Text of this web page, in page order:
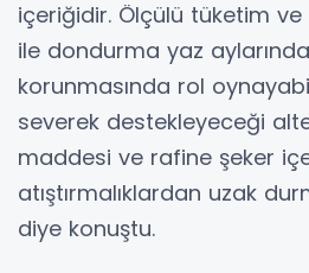
içeriğidir. Ölçülü tüketim
ile dondurma yaz aylarında
korunmasında rol
severek destekleyeceği
maddesi ve rafine şeker
atıştırmalıklardan uzak
diye konuştu.